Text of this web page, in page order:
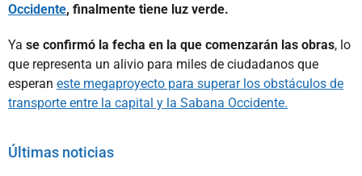
Occidente, finalmente tiene luz verde.
Ya se confirmó la fecha en la que comenzarán las obras, lo
que representa un alivio para miles de ciudadanos que
esperan este megaproyecto para superar los obstáculos de
transporte entre la capital y la Sabana Occidente.
Últimas noticias